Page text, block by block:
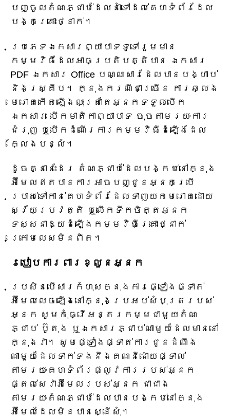
បញ្ចូលតំណភ្ជាប់ដែលនាំទៅដល់គេហទំព័រដែល
បង្កគ្រោះថ្នាក់។
ប្រភេទឯកសារព្យាបាទទូទៅរួមមាន
កម្មវិធីដែលអាចប្រតិបត្តិបាន ឯកសារ
PDF ឯកសារ Office បណ្ណសារដែលបានបង្ហាប់
និងស្គ្រីប។ ក្នុងករណីជាច្រើន ការឆ្លង
មេរោគកើតឡើងលុះត្រាតែអ្នកទទួលបើក
ឯកសារ បើកមាតិកាព្យាបាទ ចុចតាមរយៈការ
ជំរុញ ឬបើកដំណើរការកម្មវិធីដំឡើងដែល
ក្លែងបន្លំ។
ដូចគ្នានេះដែរ តំណភ្ជាប់ដែលបង្កប់នៅក្នុង
អ៊ីមែលឥតបានការអាចបញ្ជូនអ្នកប្រើ
ប្រាស់ទៅកាន់គេហទំព័រដែលទាញយកមេរោគដោយ
ស្វ័យប្រវត្តិ ឬលើកទឹកចិត្តអ្នក
ទស្សនាឱ្យដំឡើងកម្មវិធីគ្រោះថ្នាក់
ក្រោមលេសមិនពិត។
របៀបការពារខ្លួនអ្នក
ប្រសិនបើសារកំហុសក្នុងការផ្ទៀងផ្ទាត់
អ៊ីមែលលេចឡើងនៅក្នុងប្រអប់សំបុត្ររបស់
អ្នក សូមកុំធ្វើអន្តរកម្មជាមួយតំណ
ភ្ជាប់ ប៊ូតុង ឬឯកសារភ្ជាប់ណាមួយដែលមាននៅ
ក្នុងវា។ សូមផ្ទៀងផ្ទាត់ការជូនដំណឹង
ណាមួយដែលទាក់ទងនឹងគណនីដោយផ្ទាល់
តាមរយៈគេហទំព័រផ្លូវការរបស់អ្នក
ផ្តល់សេវាអ៊ីមែលរបស់អ្នក ជាជាង
តាមរយៈតំណភ្ជាប់ដែលបានបង្កប់នៅក្នុង
អ៊ីមែលដែលមិនបានស្នើសុំ។